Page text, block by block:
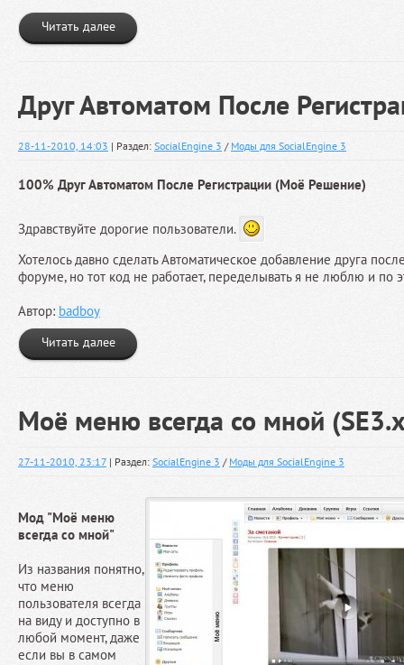
Читать далее
Друг Автоматом После
28-11-2010, 14:03 | Раздел: SocialEngine 3 / Моды для SocialEngine 3
100% Друг Автоматом После Регистрации (Моё Решение)
Здравствуйте дорогие пользователи.
Хотелось давно сделать Автоматическое добавление друга
форуме, но тот код не работает, переделывать я не люблю и по
Автор: badboy
Читать далее
Моё меню всегда со мной
27-11-2010, 23:17 | Раздел: SocialEngine 3 / Моды для SocialEngine 3
Мод "Моё меню
всегда со мной"
Из названия понятно,
что меню
пользователя всегда
на виду и доступно в
любой момент, даже
если вы в самом